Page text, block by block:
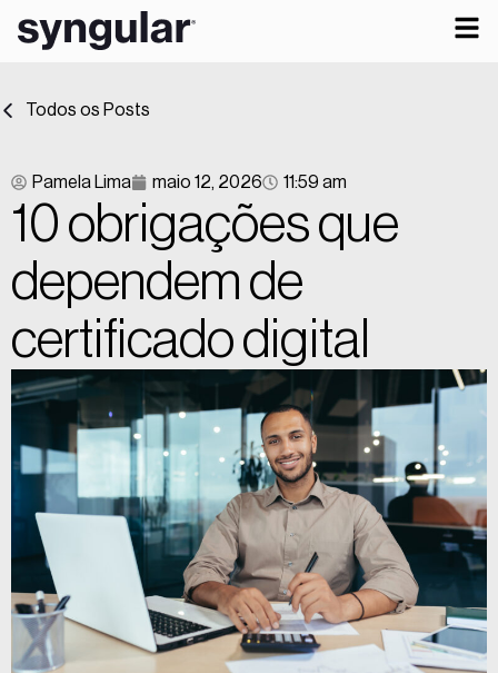
Todos os Posts
Pamela Lima maio 12, 2026 11:59 am
10 obrigações que
dependem de
certificado digital